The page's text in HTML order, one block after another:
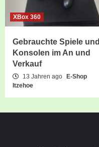
XBox 360
Gebrauchte Spiele und
Konsolen im An und
Verkauf
13 Jahren ago
E-Shop
Itzehoe